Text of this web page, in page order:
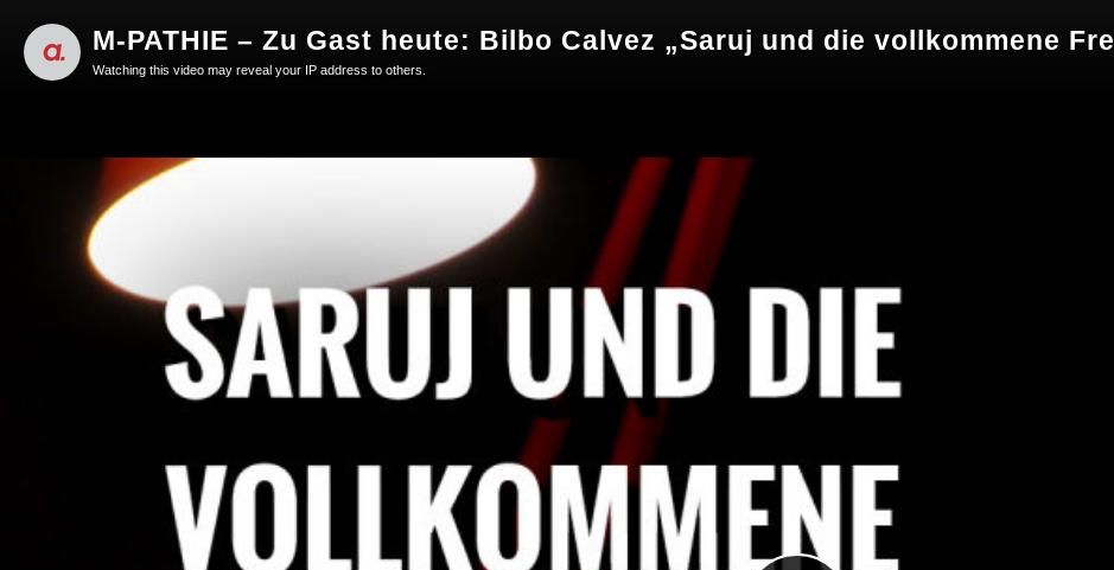
M-PATHIE – Zu Gast heute: Bilbo Calvez „Saruj und die vollkommene
Watching this video may reveal your IP address to others.